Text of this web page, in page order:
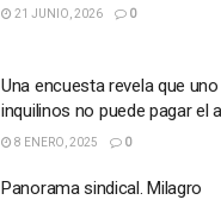
21 JUNIO, 2026 0
Una encuesta revela que
inquilinos no puede pagar el
8 ENERO, 2025 0
Panorama sindical. Milagro